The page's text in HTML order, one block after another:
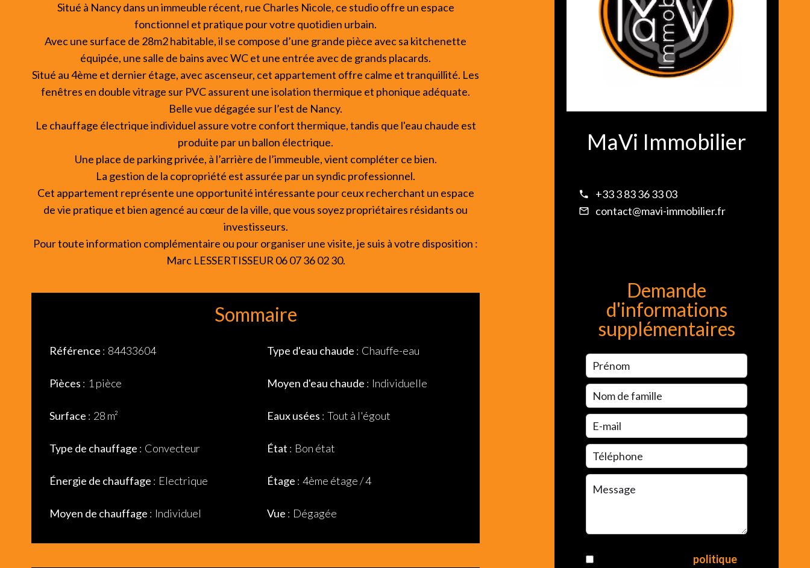
Situé à Nancy dans un immeuble récent, rue Charles Nicole, ce studio offre un espace
fonctionnel et pratique pour votre quotidien urbain.
Avec une surface de 28m2 habitable, il se compose d’une grande pièce avec sa kitchenette
équipée, une salle de bains avec WC et une entrée avec de grands placards.
Situé au 4ème et dernier étage, avec ascenseur, cet appartement offre calme et tranquillité. Les
fenêtres en double vitrage sur PVC assurent une isolation thermique et phonique adéquate.
Belle vue dégagée sur l’est de Nancy.
Le chauffage électrique individuel assure votre confort thermique, tandis que l'eau chaude est
produite par un ballon électrique.
Une place de parking privée, à l’arrière de l’immeuble, vient compléter ce bien.
La gestion de la copropriété est assurée par un syndic professionnel.
Cet appartement représente une opportunité intéressante pour ceux recherchant un espace
de vie pratique et bien agencé au cœur de la ville, que vous soyez propriétaires résidants ou
investisseurs.
Pour toute information complémentaire ou pour organiser une visite, je suis à votre disposition :
Marc LESSERTISSEUR 06 07 36 02 30.
Sommaire
Référence 84433604
Pièces 1 pièce
Surface 28 m²
Type de chauffage Convecteur
Énergie de chauffage Electrique
Moyen de chauffage Individuel
Type d'eau chaude Chauffe-eau
Moyen d'eau chaude Individuelle
Eaux usées Tout à l'égout
État Bon état
Étage 4ème étage / 4
Vue Dégagée
MaVi Immobilier
+33 3 83 36 33 03
contact@mavi-immobilier.fr
Demande
d'informations
supplémentaires
politique